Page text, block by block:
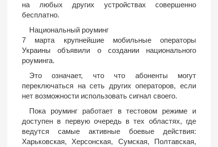
на любых других устройствах совершенно
бесплатно.
Национальный роуминг
7 марта крупнейшие мобильные операторы
Украины объявили о создании национального
роуминга.
Это означает, что что абоненты могут
переключаться на сеть других операторов, если
нет возможности использовать сигнал своего.
Пока роуминг работает в тестовом режиме и
доступен в первую очередь в тех областях, где
ведутся самые активные боевые действия:
Харьковская, Херсонская, Сумская, Полтавская,